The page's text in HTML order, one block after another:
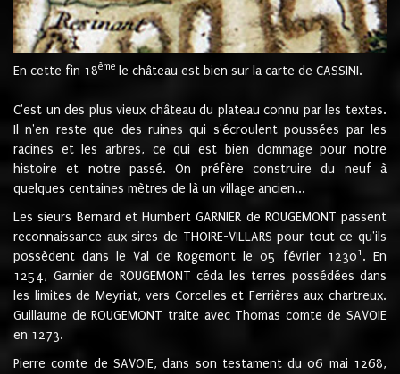
En cette fin 18ème le château est bien sur la carte de CASSINI.
C'est un des plus vieux château du plateau connu par les textes.
Il n'en reste que des ruines qui s'écroulent poussées par les
racines et les arbres, ce qui est bien dommage pour notre
histoire et notre passé. On préfère construire du neuf à
quelques centaines mètres de là un village ancien...
Les sieurs Bernard et Humbert GARNIER de ROUGEMONT passent
reconnaissance aux sires de THOIRE-VILLARS pour tout ce qu'ils
possèdent dans le Val de Rogemont le 05 février 12301 . En
1254, Garnier de ROUGEMONT céda les terres possédées dans
les limites de Meyriat, vers Corcelles et Ferrières aux chartreux.
Guillaume de ROUGEMONT traite avec Thomas comte de SAVOIE
en 1273.
Pierre comte de SAVOIE, dans son testament du 06 mai 1268,